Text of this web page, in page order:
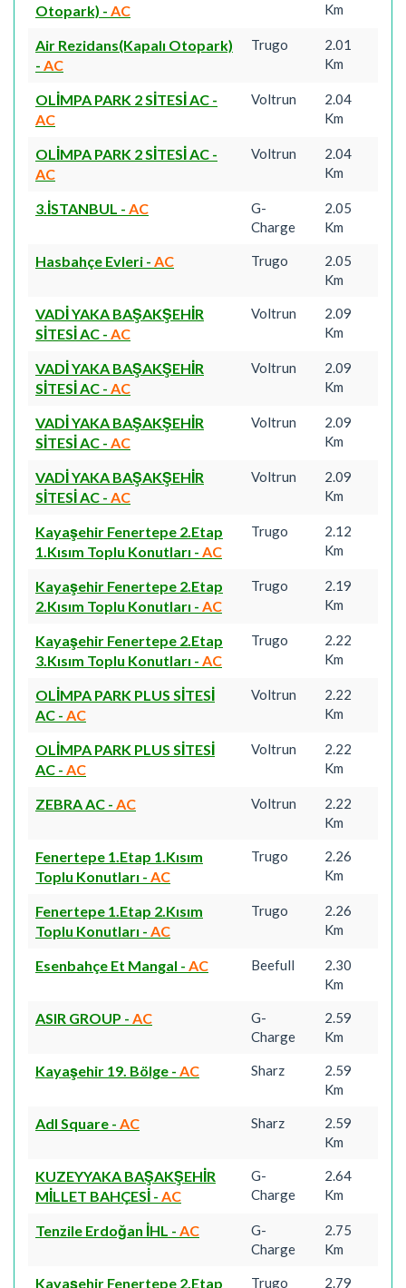
Otopark) - AC Km
Air Rezidans(Kapalı Otopark)
- AC
Trugo
2.01
Km
OLİMPA PARK 2 SİTESİ AC -
AC
Voltrun
2.04
Km
OLİMPA PARK 2 SİTESİ AC -
AC
Voltrun
2.04
Km
3.İSTANBUL - AC
G-
Charge
2.05
Km
Hasbahçe Evleri - AC Trugo
2.05
Km
VADİ YAKA BAŞAKŞEHİR
SİTESİ AC - AC
Voltrun
2.09
Km
VADİ YAKA BAŞAKŞEHİR
SİTESİ AC - AC
Voltrun
2.09
Km
VADİ YAKA BAŞAKŞEHİR
SİTESİ AC - AC
Voltrun
2.09
Km
VADİ YAKA BAŞAKŞEHİR
SİTESİ AC - AC
Voltrun
2.09
Km
Kayaşehir Fenertepe 2.Etap
1.Kısım Toplu Konutları - AC
Trugo
2.12
Km
Kayaşehir Fenertepe 2.Etap
2.Kısım Toplu Konutları - AC
Trugo
2.19
Km
Kayaşehir Fenertepe 2.Etap
3.Kısım Toplu Konutları - AC
Trugo
2.22
Km
OLİMPA PARK PLUS SİTESİ
AC - AC
Voltrun
2.22
Km
OLİMPA PARK PLUS SİTESİ
AC - AC
Voltrun
2.22
Km
ZEBRA AC - AC Voltrun
2.22
Km
Fenertepe 1.Etap 1.Kısım
Toplu Konutları - AC
Trugo
2.26
Km
Fenertepe 1.Etap 2.Kısım
Toplu Konutları - AC
Trugo
2.26
Km
Esenbahçe Et Mangal - AC Beefull
2.30
Km
ASIR GROUP - AC
G-
Charge
2.59
Km
Kayaşehir 19. Bölge - AC Sharz
2.59
Km
Adl Square - AC Sharz
2.59
Km
KUZEYYAKA BAŞAKŞEHİR
MİLLET BAHÇESİ - AC
G-
Charge
2.64
Km
Tenzile Erdoğan İHL - AC
G-
Charge
2.75
Km
Kayaşehir Fenertepe 2.Etap
Trugo
2.79